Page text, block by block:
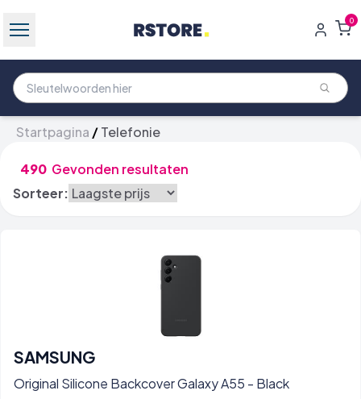
0
Startpagina /Telefonie
490 Gevonden resultaten
Sorteer:
SAMSUNG
Original Silicone Backcover Galaxy A55 - Black